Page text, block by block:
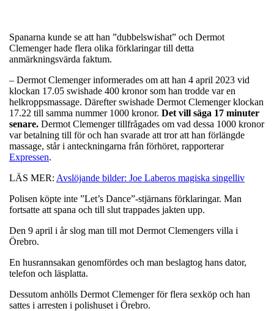
Spanarna kunde se att han ”dubbelswishat” och Dermot
Clemenger hade flera olika förklaringar till detta
anmärkningsvärda faktum.
– Dermot Clemenger informerades om att han 4 april 2023 vid
klockan 17.05 swishade 400 kronor som han trodde var en
helkroppsmassage. Därefter swishade Dermot Clemenger klockan
17.22 till samma nummer 1000 kronor. Det vill säga 17 minuter
senare. Dermot Clemenger tillfrågades om vad dessa 1000 kronor
var betalning till för och han svarade att tror att han förlängde
massage, står i anteckningarna från förhöret, rapporterar
Expressen.
LÄS MER: Avslöjande bilder: Joe Laberos magiska singelliv
Polisen köpte inte ”Let’s Dance”-stjärnans förklaringar. Man
fortsatte att spana och till slut trappades jakten upp.
Den 9 april i år slog man till mot Dermot Clemengers villa i
Örebro.
En husrannsakan genomfördes och man beslagtog hans dator,
telefon och läsplatta.
Dessutom anhölls Dermot Clemenger för flera sexköp och han
sattes i arresten i polishuset i Örebro.